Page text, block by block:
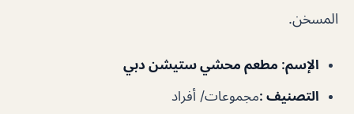
المسخن.
الإسم: مطعم محشي ستيشن دبي
التصنيف :مجموعات/ أفراد